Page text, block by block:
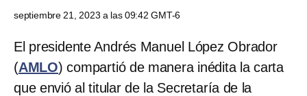
septiembre 21, 2023 a las 09:42 GMT-6
El presidente Andrés Manuel López Obrador
(AMLO) compartió de manera inédita la carta
que envió al titular de la Secretaría de la